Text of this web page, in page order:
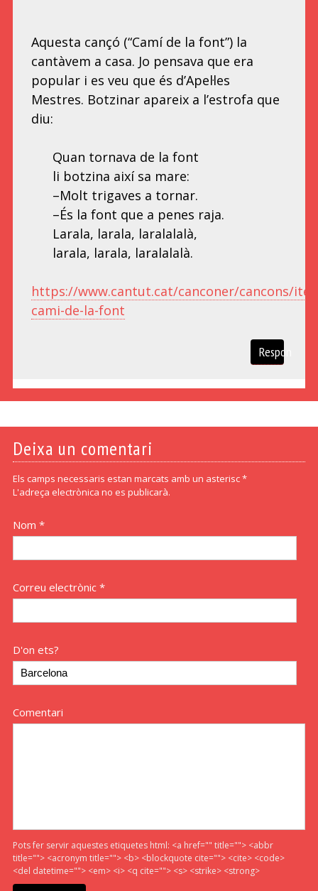
Aquesta cançó (“Camí de la font”) la
cantàvem a casa. Jo pensava que era
popular i es veu que és d’Apel·les
Mestres. Botzinar apareix a l’estrofa que
diu:
Quan tornava de la font
li botzina així sa mare:
–Molt trigaves a tornar.
–És la font que a penes raja.
Larala, larala, laralalalà,
larala, larala, laralalalà.
https://www.cantut.cat/canconer/cancons/
cami-de-la-font
Respon
Deixa un comentari
Els camps necessaris estan marcats amb un asterisc *
L'adreça electrònica no es publicarà.
Nom *
Correu electrònic *
D'on ets?
Comentari
Pots fer servir aquestes etiquetes html: <a href="" title=""> <abbr
title=""> <acronym title=""> <b> <blockquote cite=""> <cite> <code>
<del datetime=""> <em> <i> <q cite=""> <s> <strike> <strong>